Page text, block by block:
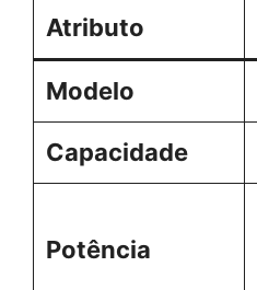
Atributo
Modelo
Capacidade
Potência